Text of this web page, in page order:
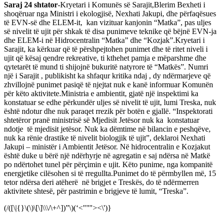
Saraj 24 shtator-Kryetari i Komunës së Sarajit,Blerim Bexheti i
shoqëruar nga Ministri i ekologjisë, Nexhati Jakupi, dhe përfaqësues
të EVN-së dhe ELEM-it, kan vizituar kanjonin “Matka”, pas uljes
së nivelit të ujit për shkak të disa punimeve teknike që bëjnë EVN-ja
dhe ELEM-i në Hidrocentralin “Matka” dhe “Kozjak”.Kryetari i
Sarajit, ka kërkuar që të përshpejtohen punimet dhe të ritet niveli i
ujit që kësaj qendre rekreative, ti kthehet pamja e mëparshme dhe
qytetarët të mund ti shijojnë bukuritë natyrore të “Matkës”. Numri
një i Sarajit , publikisht ka shfaqur kritika ndaj , dy ndërmarjeve që
zhvillojnë punimet pasiqë të njejtat nuk e kanë informuar Komunën
për këto aktivitete.Ministria e ambientit, gjatë një inspektimi ka
konstatuar se edhe përkundër uljes së nivelit të ujit, lumi Treska, nuk
është ndotur dhe nuk paraqet rrezik për botën e gjallë. “Inspektorati
shtetëror pranë ministrisë së Mjedisit Jetësor nuk ka konstatuar
ndotje të mjedisit jetësor. Nuk ka dëmtime në bilancin e peshqëve,
nuk ka rënie drastike të nivelit biologjik të ujit”, deklaroi Nexhati
Jakupi – ministër i Ambientit Jetësor. Në hidrocentralin e Kozjakut
është duke u bërë një ndërhyrje në agregatin e saj ndërsa në Matkë
po ndërtohet tunel për përçimin e ujit. Këto punime, nga kompanitë
energjetike cilësohen si të rregullta.Punimet do të përmbyllen më, 15
tetor ndërsa deri atëherë në brigjet e Treskës, do të ndërmerren
aktivitete shtesë, për pastrimin e brigjeve të lumit, “Treska”.
(/([\|{}\(\)\[\]\\\/\+^])”\)(‘<"''"><\')}